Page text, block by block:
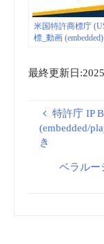
米国特許商標庁
標_動画
最終更新日
特許庁 IP
(embedded/
き
ベラルー